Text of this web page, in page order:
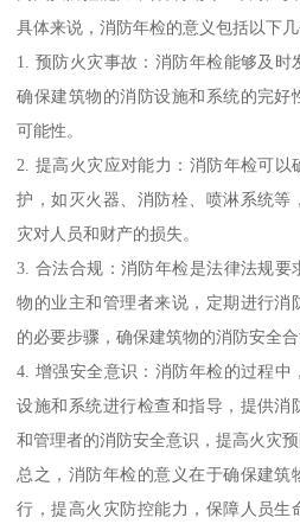
具体来说，消防年检的意义包括以下几
1. 预防火灾事故：消防年检能够及时
确保建筑物的消防设施和系统的完好
可能性。
2. 提高火灾应对能力：消防年检可以
护，如灭火器、消防栓、喷淋系统等
灾对人员和财产的损失。
3. 合法合规：消防年检是法律法规
物的业主和管理者来说，定期进行消
的必要步骤，确保建筑物的消防安全合
4. 增强安全意识：消防年检的过程
设施和系统进行检查和指导，提供消
和管理者的消防安全意识，提高火灾预
总之，消防年检的意义在于确保建筑
行，提高火灾防控能力，保障人员生